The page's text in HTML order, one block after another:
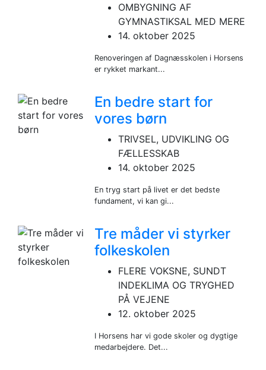
OMBYGNING AF
GYMNASTIKSAL MED MERE
14. oktober 2025
Renoveringen af Dagnæsskolen i Horsens
er rykket markant...
En bedre start for
vores børn
TRIVSEL, UDVIKLING OG
FÆLLESSKAB
14. oktober 2025
En tryg start på livet er det bedste
fundament, vi kan gi...
Tre måder vi styrker
folkeskolen
FLERE VOKSNE, SUNDT
INDEKLIMA OG TRYGHED
PÅ VEJENE
12. oktober 2025
I Horsens har vi gode skoler og dygtige
medarbejdere. Det...